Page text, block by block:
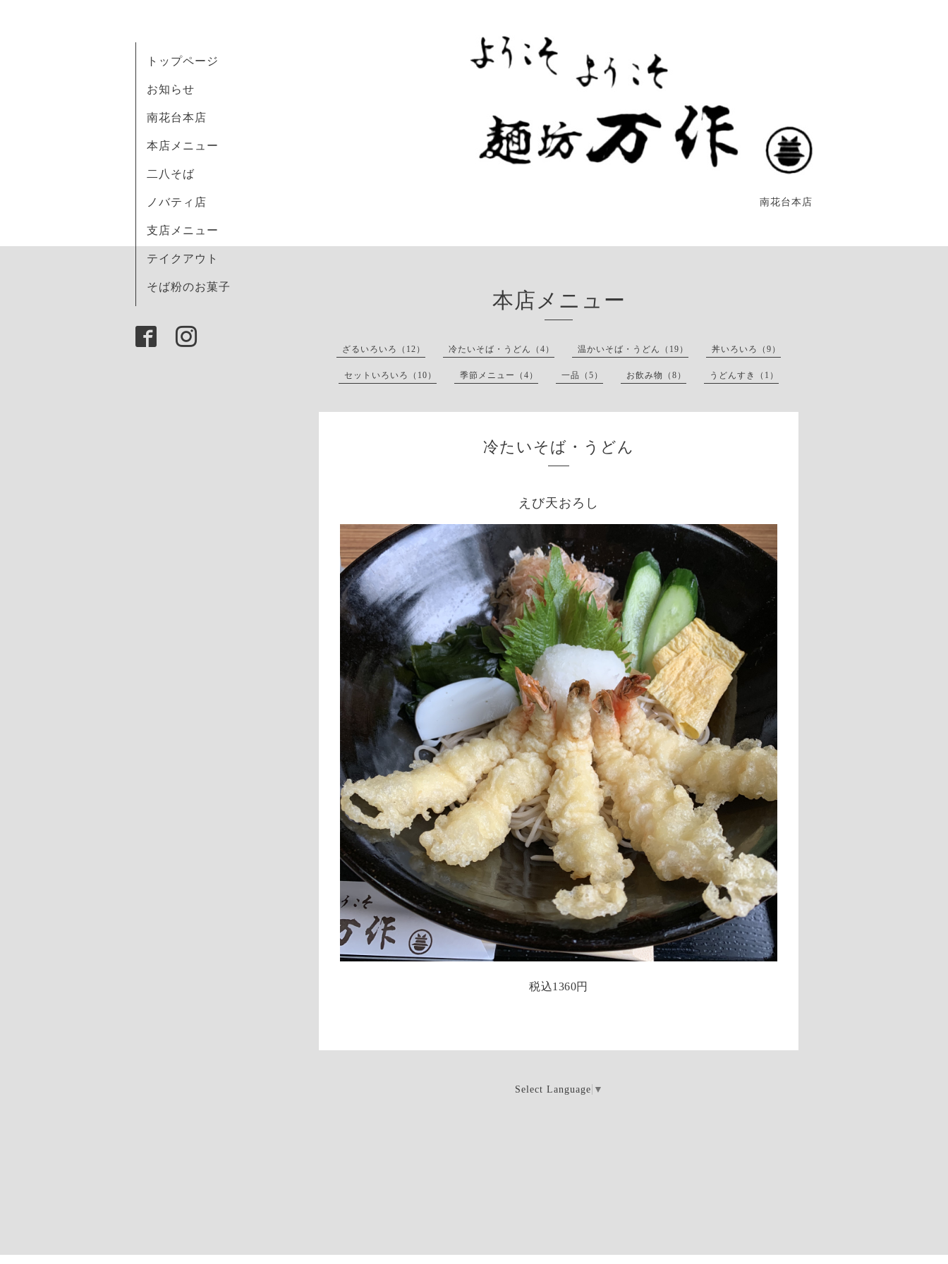
南花台本店
トップページ
お知らせ
南花台本店
本店メニュー
二八そば
ノバティ店
支店メニュー
テイクアウト
そば粉のお菓子
本店メニュー
ざるいろいろ（12） 冷たいそば・うどん（4） 温かいそば・うどん（19） 丼いろいろ（9）
セットいろいろ（10） 季節メニュー（4） 一品（5） お飲み物（8） うどんすき（1）
冷たいそば・うどん
えび天おろし
税込1360円
Select Language ▼